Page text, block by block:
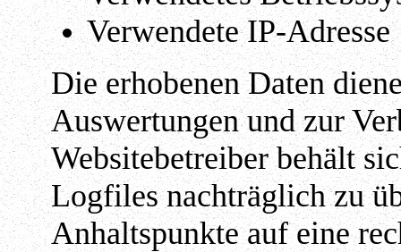
Verwendete IP-Adresse
Die erhobenen Daten
Auswertungen und zur
Websitebetreiber behält
Logfiles nachträglich zu
Anhaltspunkte auf eine